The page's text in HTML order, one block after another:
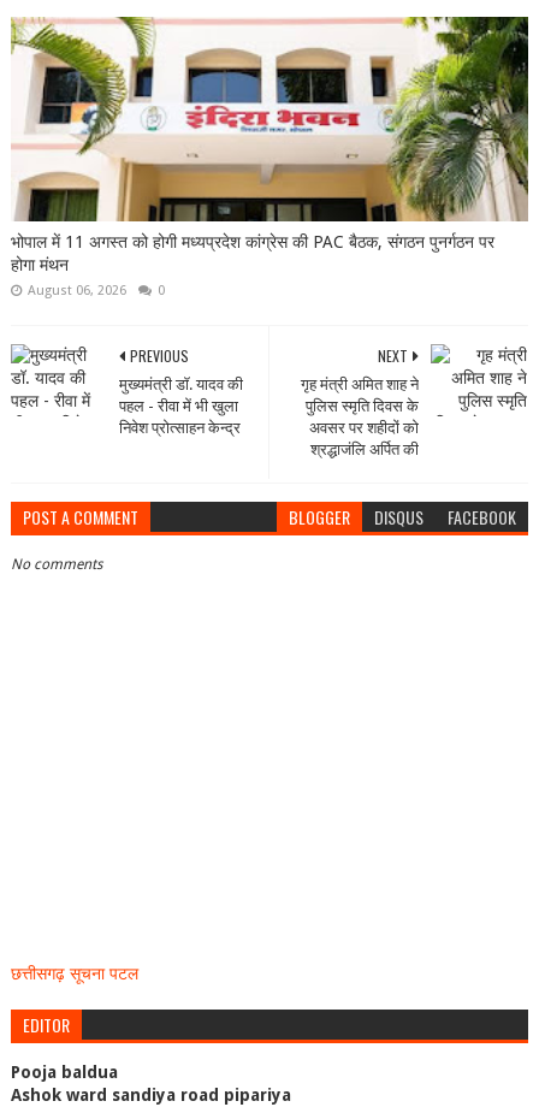
भोपाल में 11 अगस्त को होगी मध्यप्रदेश कांग्रेस की PAC बैठक, संगठन पुनर्गठन पर
होगा मंथन
August 06, 2026 0
NEXT
गृह मंत्री अमित शाह ने
पुलिस स्मृति दिवस के
अवसर पर शहीदों को
श्रद्धाजंलि अर्पित की
PREVIOUS
मुख्यमंत्री डॉ. यादव की
पहल - रीवा में भी खुला
निवेश प्रोत्साहन केन्द्र
POST A COMMENT BLOGGER DISQUS FACEBOOK
No comments
छत्तीसगढ़ सूचना पटल
EDITOR
Pooja baldua
Ashok ward sandiya road pipariya